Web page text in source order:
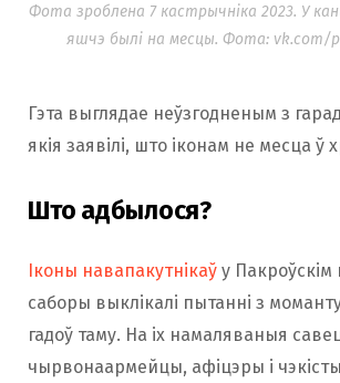
Фота зроблена 7 кастрычніка 2023. У
яшчэ былі на месцы. Фота: vk.com/
Гэта выглядае неўзгодненым з
якія заявілі, што іконам не месца ў
Што адбылося?
Іконы навапакутнікаў у
саборы выклікалі пытанні з
гадоў таму. На іх намаляваныя
чырвонаармейцы, афіцэры і чэкісты,